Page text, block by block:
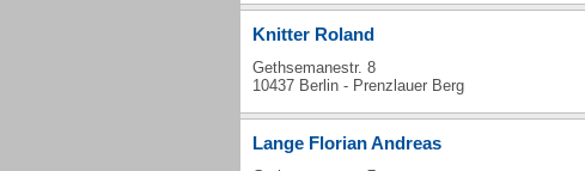
Knitter Roland
Gethsemanestr. 8
10437 Berlin - Prenzlauer Berg
Lange Florian Andreas